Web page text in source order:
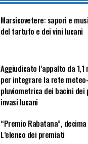
Marsicovetere: sapori e
del tartufo e dei vini lucani
Aggiudicato l’appalto da
per integrare la rete
pluviometrica dei bacini dei
invasi lucani
“Premio Rabatana”,
L’elenco dei premiati